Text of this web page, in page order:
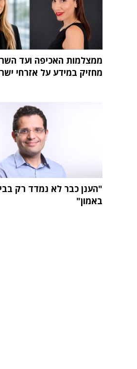
ממצלמות האכיפה ועד
מחזיק במידע על אזרחי
"הענן כבר לא נמדד רק
באמון"